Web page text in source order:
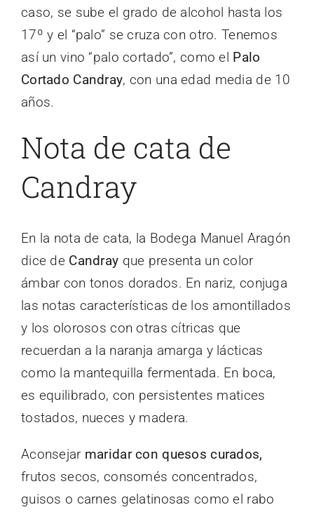
caso, se sube el grado de alcohol hasta los
17º y el “palo” se cruza con otro. Tenemos
así un vino “palo cortado”, como el Palo
Cortado Candray, con una edad media de 10
años.
Nota de cata de
Candray
En la nota de cata, la Bodega Manuel Aragón
dice de Candray que presenta un color
ámbar con tonos dorados. En nariz, conjuga
las notas características de los amontillados
y los olorosos con otras cítricas que
recuerdan a la naranja amarga y lácticas
como la mantequilla fermentada. En boca,
es equilibrado, con persistentes matices
tostados, nueces y madera.
Aconsejar maridar con quesos curados,
frutos secos, consomés concentrados,
guisos o carnes gelatinosas como el rabo